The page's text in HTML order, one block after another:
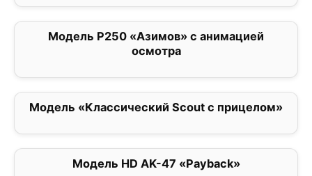
Модель P250 «Азимов» с анимацией
осмотра
0
Модель «Классический Scout с прицелом»
Модель HD AK-47 «Payback»